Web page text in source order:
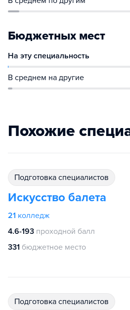
Бюджетных мест
На эту специальность
В среднем на другие
Похожие
подготовка специалистов
Искусство балета
21 колледж
4.6-193 проходной балл
331 бюджетное место
подготовка специалистов